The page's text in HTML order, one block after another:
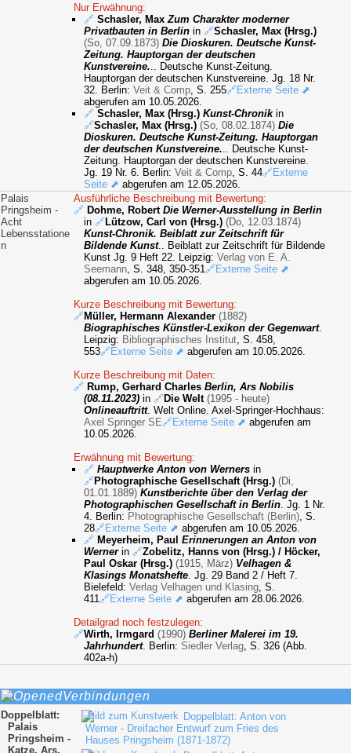
Nur Erwähnung:
🔗 Schasler, MaxZum Charakter moderner
Privatbauten in Berlinin 🔗Schasler, Max (Hrsg.)
(So, 07.09.1873) Die Dioskuren. Deutsche Kunst-
Zeitung. Hauptorgan der deutschen
Kunstvereine. .. Deutsche Kunst-Zeitung.
Hauptorgan der deutschen Kunstvereine. Jg. 18 Nr.
32. Berlin:Veit & Comp , S. 255🔗Externe Seite ⬈
abgerufen am 10.05.2026.
🔗 Schasler, Max (Hrsg.)Kunst-Chronikin
🔗Schasler, Max (Hrsg.) (So, 08.02.1874) Die
Dioskuren. Deutsche Kunst-Zeitung. Hauptorgan
der deutschen Kunstvereine. .. Deutsche Kunst-
Zeitung. Hauptorgan der deutschen Kunstvereine.
Jg. 19 Nr. 6. Berlin:Veit & Comp , S. 44🔗Externe
Seite ⬈ abgerufen am 12.05.2026.
Palais
Pringsheim -
Acht
Lebensstatione
n
Ausführliche Beschreibung mit Bewertung:
🔗 Dohme, RobertDie Werner-Ausstellung in Berlin
in 🔗Lützow, Carl von (Hrsg.) (Do, 12.03.1874)
Kunst-Chronik. Beiblatt zur Zeitschrift für
Bildende Kunst.. Beiblatt zur Zeitschrift für Bildende
Kunst Jg. 9 Heft 22. Leipzig:Verlag von E. A.
Seemann , S. 348, 350-351 🔗Externe Seite ⬈
abgerufen am 10.05.2026.
Kurze Beschreibung mit Bewertung:
🔗Müller, Hermann Alexander (1882)
Biographisches Künstler-Lexikon der Gegenwart.
Leipzig: Bibliographisches Institut , S. 458,
553🔗Externe Seite ⬈ abgerufen am 10.05.2026.
Kurze Beschreibung mit Daten:
🔗 Rump, Gerhard CharlesBerlin, Ars Nobilis
(08.11.2023)in 🔗Die Welt (1995 - heute)
Onlineauftritt. Welt Online. Axel-Springer-Hochhaus:
Axel Springer SE🔗Externe Seite ⬈ abgerufen am
10.05.2026.
Erwähnung mit Bewertung:
🔗 Hauptwerke Anton von Wernersin
🔗Photographische Gesellschaft (Hrsg.) (Di,
01.01.1889) Kunstberichte über den Verlag der
Photographischen Gesellschaft in Berlin . Jg. 1 Nr.
4. Berlin: Photographische Gesellschaft (Berlin) , S.
28🔗Externe Seite ⬈ abgerufen am 10.05.2026.
🔗 Meyerheim, PaulErinnerungen an Anton von
Wernerin 🔗Zobelitz, Hanns von (Hrsg.) / Höcker,
Paul Oskar (Hrsg.) (1915, März) Velhagen &
Klasings Monatshefte . Jg. 29 Band 2 / Heft 7.
Bielefeld:Verlag Velhagen und Klasing , S.
411 🔗Externe Seite ⬈ abgerufen am 28.06.2026.
Detailgrad noch festzulegen:
🔗Wirth, Irmgard (1990) Berliner Malerei im 19.
Jahrhundert. Berlin:Siedler Verlag , S. 326 (Abb.
402a-h)
Verbindungen
Doppelblatt:
Palais
Pringsheim -
Katze, Ars,
Doppelblatt: Anton von
Werner - Dreifacher Entwurf zum Fries des
Hauses Pringsheim (1871-1872)